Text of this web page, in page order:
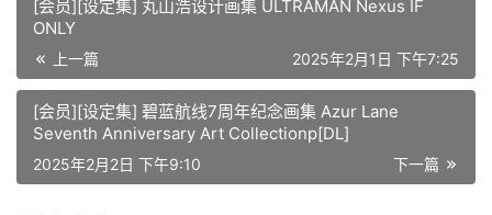
[会员][设定集] 丸山浩设计画集 ULTRAMAN Nexus IF
ONLY
上一篇 2025年2月1日 下午7:25
[会员][设定集] 碧蓝航线7周年纪念画集 Azur Lane
Seventh Anniversary Art Collectionp[DL]
下一篇
2025年2月2日 下午9:10